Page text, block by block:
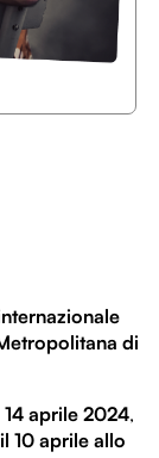
di
14 aprile 2024,
10 aprile allo